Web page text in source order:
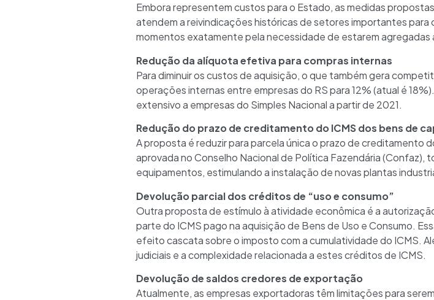
Embora representem custos para o Estado, as medidas
atendem a reivindicações históricas de setores importantes
momentos exatamente pela necessidade de estarem agregadas
Redução da alíquota efetiva para compras internas
Para diminuir os custos de aquisição, o que também gera
operações internas entre empresas do RS para 12% (atual é
extensivo a empresas do Simples Nacional a partir de 2021.
Redução do prazo de creditamento do ICMS dos bens de
A proposta é reduzir para parcela única o prazo de creditamento
aprovada no Conselho Nacional de Política Fazendária (Confaz),
equipamentos, estimulando a instalação de novas plantas
Devolução parcial dos créditos de “uso e consumo”
Outra proposta de estímulo à atividade econômica é a
parte do ICMS pago na aquisição de Bens de Uso e Consumo.
efeito cascata sobre o imposto com a cumulatividade do ICMS.
judiciais e a complexidade relacionada a estes créditos de ICMS.
Devolução de saldos credores de exportação
Atualmente, as empresas exportadoras têm limitações para